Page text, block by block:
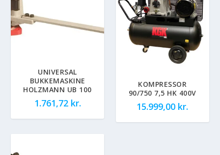
UNIVERSAL
BUKKEMASKINE
HOLZMANN UB 100
1.761,72 kr.
KOMPRESSOR
90/750 7,5 HK 400V
15.999,00 kr.